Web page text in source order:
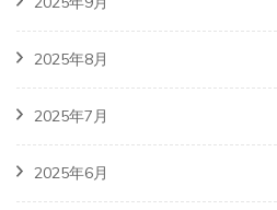
2025年8月
2025年7月
2025年6月